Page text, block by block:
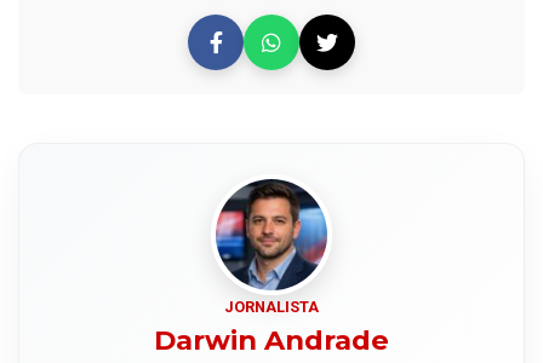
JORNALISTA
Darwin Andrade